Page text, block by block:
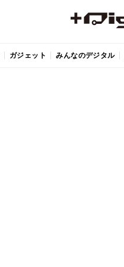
ガジェット みんなのデジタル